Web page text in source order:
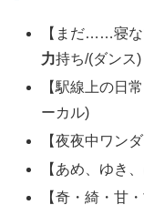
【まだ……寝
力持ち/(ダンス)
【駅線上の日
ーカル)
【夜夜中ワン
【あめ、ゆき
【奇・綺・甘